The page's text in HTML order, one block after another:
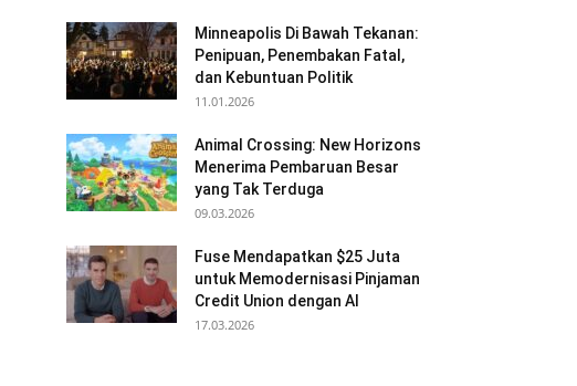
Minneapolis Di Bawah Tekanan:
Penipuan, Penembakan Fatal,
dan Kebuntuan Politik
11.01.2026
Animal Crossing: New Horizons
Menerima Pembaruan Besar
yang Tak Terduga
09.03.2026
Fuse Mendapatkan $25 Juta
untuk Memodernisasi Pinjaman
Credit Union dengan AI
17.03.2026